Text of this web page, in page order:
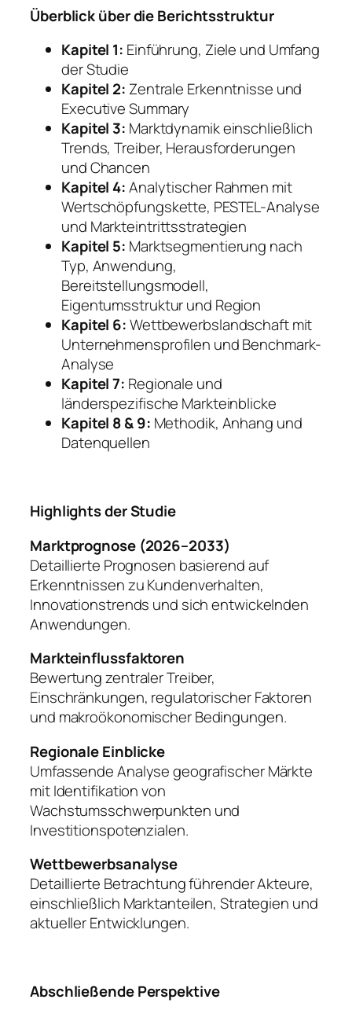
Überblick über die Berichtsstruktur
Kapitel 1: Einführung, Ziele und Umfang
der Studie
Kapitel 2: Zentrale Erkenntnisse und
Executive Summary
Kapitel 3: Marktdynamik einschließlich
Trends, Treiber, Herausforderungen
und Chancen
Kapitel 4:Analytischer Rahmen mit
Wertschöpfungskette, PESTEL-Analyse
und Markteintrittsstrategien
Kapitel 5: Marktsegmentierung nach
Typ, Anwendung,
Bereitstellungsmodell,
Eigentumsstruktur und Region
Kapitel 6:Wettbewerbslandschaft mit
Unternehmensprofilen und Benchmark-
Analyse
Kapitel 7: Regionale und
länderspezifische Markteinblicke
Kapitel 8 & 9: Methodik, Anhang und
Datenquellen
Highlights der Studie
Marktprognose (2026–2033)
Detaillierte Prognosen basierend auf
Erkenntnissen zu Kundenverhalten,
Innovationstrends und sich entwickelnden
Anwendungen.
Markteinflussfaktoren
Bewertung zentraler Treiber,
Einschränkungen, regulatorischer Faktoren
und makroökonomischer Bedingungen.
Regionale Einblicke
Umfassende Analyse geografischer Märkte
mit Identifikation von
Wachstumsschwerpunkten und
Investitionspotenzialen.
Wettbewerbsanalyse
Detaillierte Betrachtung führender Akteure,
einschließlich Marktanteilen, Strategien und
aktueller Entwicklungen.
Abschließende Perspektive